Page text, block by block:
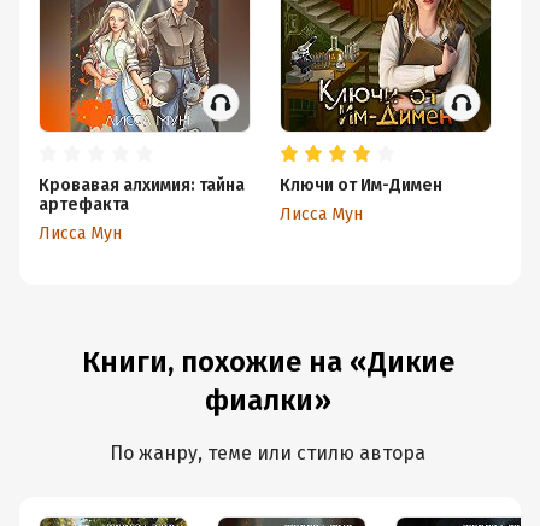
Кровавая алхимия: тайна
артефакта
Лисса Мун
Ключи от Им-Димен
Лисса Мун
Книги, похожие на «Дикие
фиалки»
По жанру, теме или стилю автора